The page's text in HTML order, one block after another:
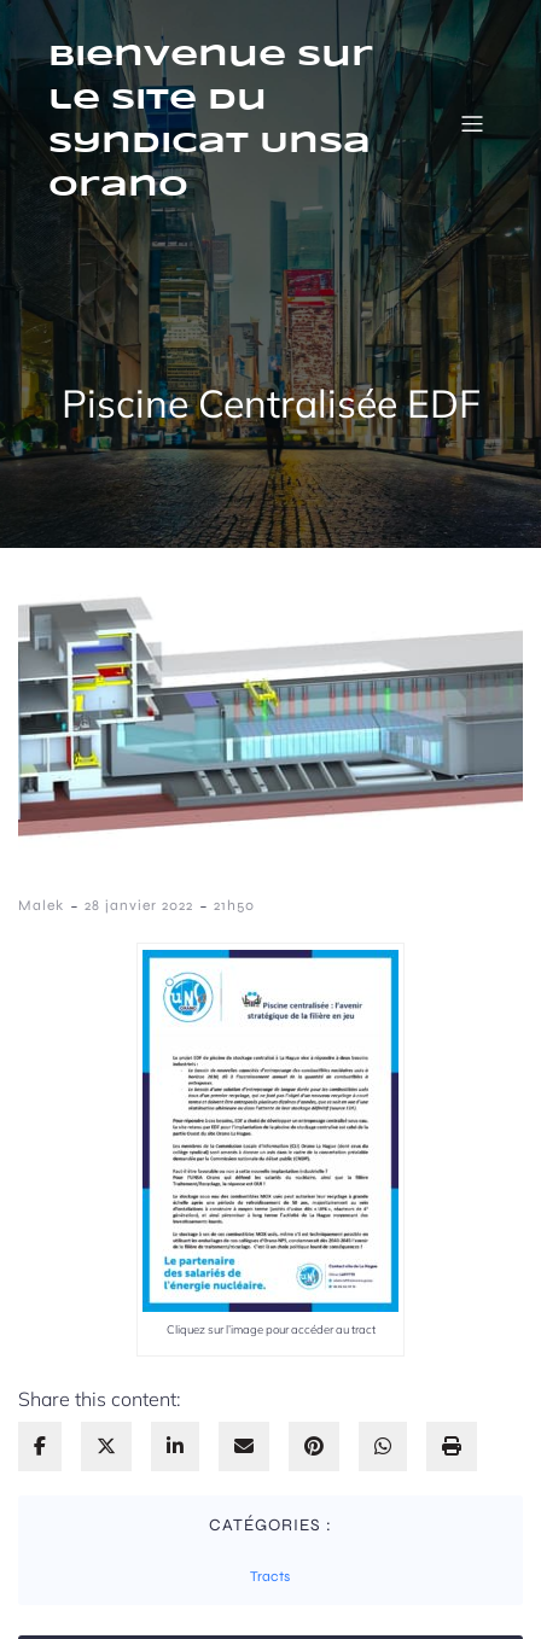
Aller
contenuBienvenue sur
le site du
syndicat Unsa
orano
Piscine Centralisée EDF
Malek - 28 janvier 2022 - 21h50
Cliquez sur l’image pour accéder au tract
Share this content:
CATÉGORIES :
Tracts